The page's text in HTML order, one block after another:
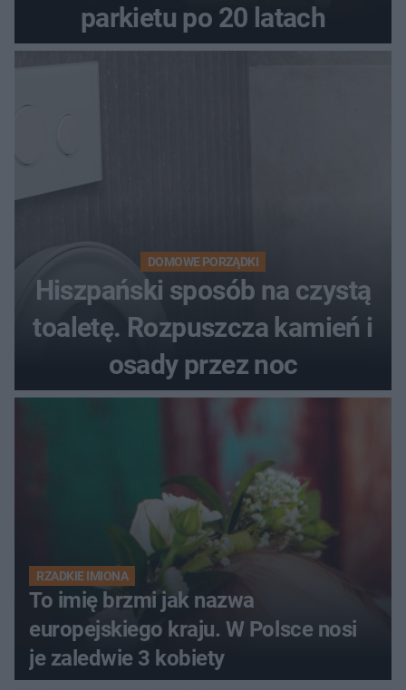
parkietu po 20 latach
DOMOWE PORZĄDKI
Hiszpański sposób na czystą
toaletę. Rozpuszcza kamień i
osady przez noc
RZADKIE IMIONA
To imię brzmi jak nazwa
europejskiego kraju. W Polsce nosi
je zaledwie 3 kobiety